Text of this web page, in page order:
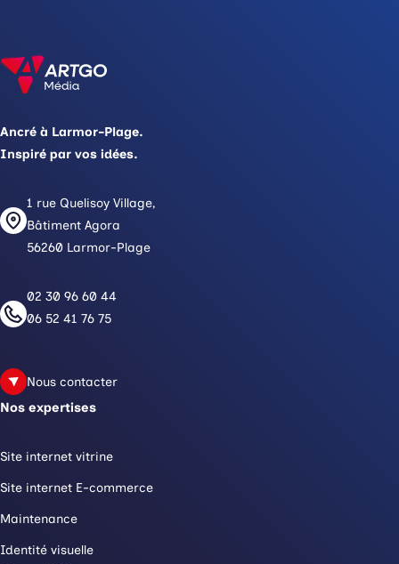
Ancré à Larmor-Plage.
Inspiré par vos idées.
1 rue Quelisoy Village,
Bâtiment Agora
56260 Larmor-Plage
02 30 96 60 44
06 52 41 76 75
Nous contacter
Nos expertises
Site internet vitrine
Site internet E-commerce
Maintenance
Identité visuelle